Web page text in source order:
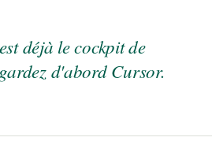
déjà le cockpit de
d'abord Cursor.